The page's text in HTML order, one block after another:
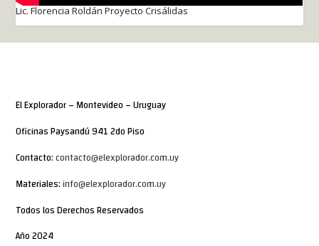
Lic. Florencia Roldán Proyecto Crisálidas
El Explorador – Montevideo – Uruguay
Oficinas Paysandú 941 2do Piso
Contacto:contacto@elexplorador.com.uy
Materiales:info@elexplorador.com.uy
Todos los Derechos Reservados
Año 2024